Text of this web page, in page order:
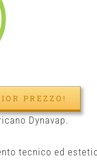
PREZZO!
Dynavap.
tecnico ed